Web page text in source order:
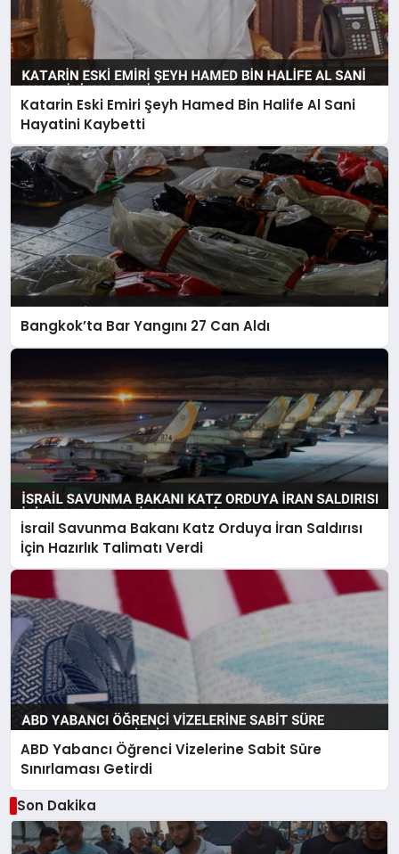
Katarin Eski Emiri Şeyh Hamed Bin Halife Al Sani
Hayatini Kaybetti
Bangkok’ta Bar Yangını 27 Can Aldı
İsrail Savunma Bakanı Katz Orduya İran Saldırısı
İçin Hazırlık Talimatı Verdi
ABD Yabancı Öğrenci Vizelerine Sabit Süre
Sınırlaması Getirdi
Son Dakika